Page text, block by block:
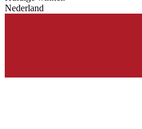
Nederland